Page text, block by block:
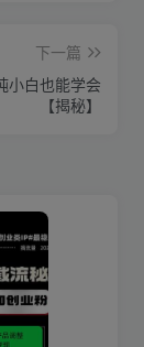
下一篇
小白也能学会
【揭秘】